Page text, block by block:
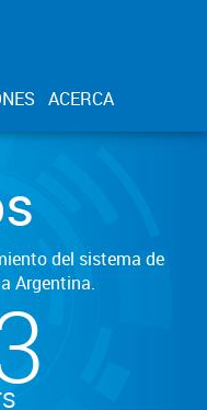
ACERCA
del sistema de
Argentina.